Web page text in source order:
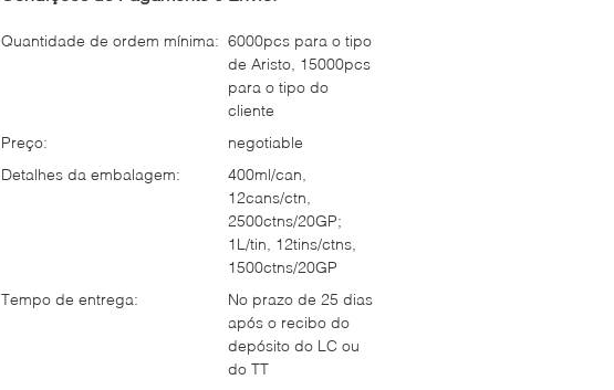
Quantidade de ordem mínima: 6000pcs para o tipo
de Aristo, 15000pcs
para o tipo do
cliente
Preço:
negotiable
Detalhes da embalagem:
400ml/can,
12cans/ctn,
2500ctns/20GP;
1L/tin, 12tins/ctns,
1500ctns/20GP
Tempo de entrega:
No prazo de 25 dias
após o recibo do
depósito do LC ou
do TT